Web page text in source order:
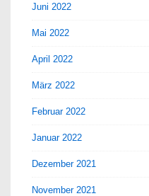
Juni 2022
Mai 2022
April 2022
März 2022
Februar 2022
Januar 2022
Dezember 2021
November 2021